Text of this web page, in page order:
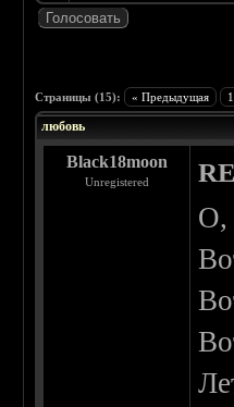
Страницы (15): « Предыдущая 1
любовь
Black18moon
Unregistered
О,